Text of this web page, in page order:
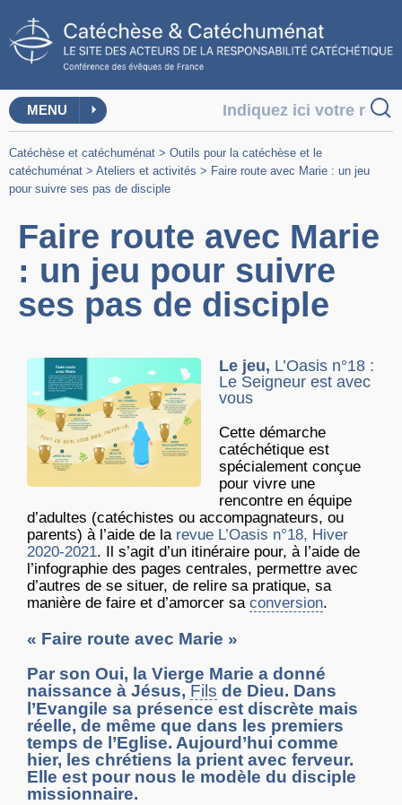
MENU
Catéchèse et catéchuménat > Outils pour la catéchèse et le
catéchuménat > Ateliers et activités > Faire route avec Marie : un jeu
pour suivre ses pas de disciple
Faire route avec Marie
: un jeu pour suivre
ses pas de disciple
Le jeu, L’Oasis n°18 :
Le Seigneur est avec
vous
Cette démarche
catéchétique est
spécialement conçue
pour vivre une
rencontre en équipe
d’adultes (catéchistes ou accompagnateurs, ou
parents) à l’aide de la revue L’Oasis n°18, Hiver
2020-2021. Il s’agit d’un itinéraire pour, à l’aide de
l’infographie des pages centrales, permettre avec
d’autres de se situer, de relire sa pratique, sa
manière de faire et d’amorcer sa conversion.
« Faire route avec Marie »
Par son Oui, la Vierge Marie a donné
naissance à Jésus, Fils de Dieu. Dans
l’Evangile sa présence est discrète mais
réelle, de même que dans les premiers
temps de l’Eglise. Aujourd’hui comme
hier, les chrétiens la prient avec ferveur.
Elle est pour nous le modèle du disciple
missionnaire.